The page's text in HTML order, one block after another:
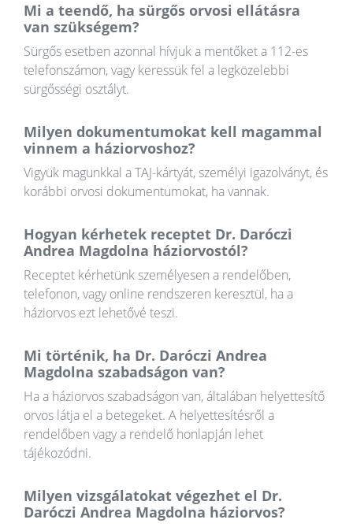
Mi a teendő, ha sürgős orvosi ellátásra
van szükségem?
Sürgős esetben azonnal hívjuk a mentőket a 112-es
telefonszámon, vagy keressük fel a legközelebbi
sürgősségi osztályt.
Milyen dokumentumokat kell magammal
vinnem a háziorvoshoz?
Vigyük magunkkal a TAJ-kártyát, személyi igazolványt, és
korábbi orvosi dokumentumokat, ha vannak.
Hogyan kérhetek receptet Dr. Daróczi
Andrea Magdolna háziorvostól?
Receptet kérhetünk személyesen a rendelőben,
telefonon, vagy online rendszeren keresztül, ha a
háziorvos ezt lehetővé teszi.
Mi történik, ha Dr. Daróczi Andrea
Magdolna szabadságon van?
Ha a háziorvos szabadságon van, általában helyettesítő
orvos látja el a betegeket. A helyettesítésről a
rendelőben vagy a rendelő honlapján lehet
tájékozódni.
Milyen vizsgálatokat végezhet el Dr.
Daróczi Andrea Magdolna háziorvos?